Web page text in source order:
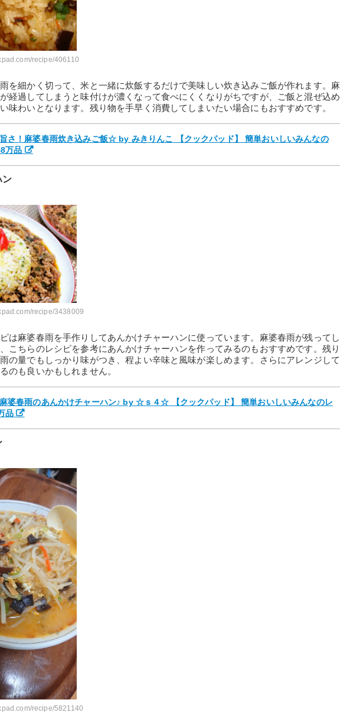
recipe/406110
を細かく切って、米と一緒に炊飯するだけで美味しい炊き込みご飯が作れます。麻
経過してしまうと味付けが濃くなって食べにくくなりがちですが、ご飯と混ぜ込め
味わいとなります。残り物を手早く消費してしまいたい場合にもおすすめです。
さ！麻婆春雨炊き込みご飯☆ by みきりんこ 【クックパッド】 簡単おいしいみんなの
万品
recipe/3438009
は麻婆春雨を手作りしてあんかけチャーハンに使っています。麻婆春雨が残ってし
こちらのレシピを参考にあんかけチャーハンを作ってみるのもおすすめです。残り
の量でもしっかり味がつき、程よい辛味と風味が楽しめます。さらにアレンジして
のも良いかもしれません。
婆春雨のあんかけチャーハン♪ by ☆ｓ４☆ 【クックパッド】 簡単おいしいみんなのレ
品
recipe/5821140